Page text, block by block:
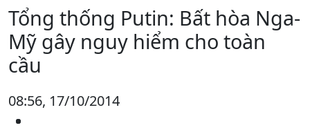
Tổng thống Putin: Bất hòa Nga-
Mỹ gây nguy hiểm cho toàn
cầu
08:56, 17/10/2014